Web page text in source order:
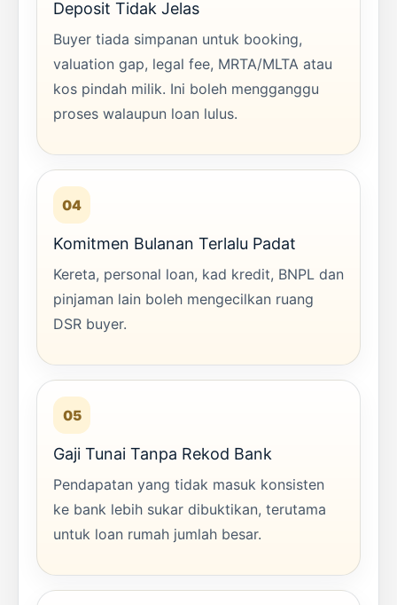
Deposit Tidak Jelas
Buyer tiada simpanan untuk booking,
valuation gap, legal fee, MRTA/MLTA atau
kos pindah milik. Ini boleh mengganggu
proses walaupun loan lulus.
04
Komitmen Bulanan Terlalu Padat
Kereta, personal loan, kad kredit, BNPL dan
pinjaman lain boleh mengecilkan ruang
DSR buyer.
05
Gaji Tunai Tanpa Rekod Bank
Pendapatan yang tidak masuk konsisten
ke bank lebih sukar dibuktikan, terutama
untuk loan rumah jumlah besar.